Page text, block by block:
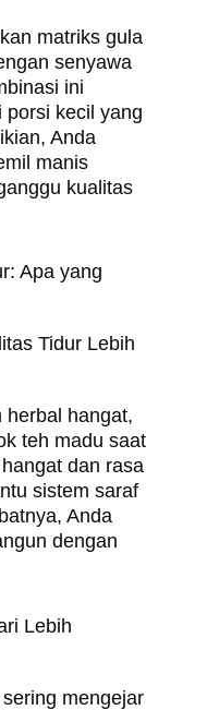
matriks gula
senyawa
ini
porsi kecil yang
Anda
manis
kualitas
Apa yang
Tidur Lebih
herbal hangat,
teh madu saat
dan rasa
sistem saraf
Anda
dengan
Lebih
mengejar